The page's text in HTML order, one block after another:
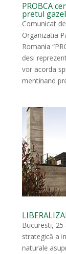
PROBCA
pretul
Comunicat
Organizatia
Romania
desi
vor acorda
mentinand
Bucuresti, 25
strategică a
naturale